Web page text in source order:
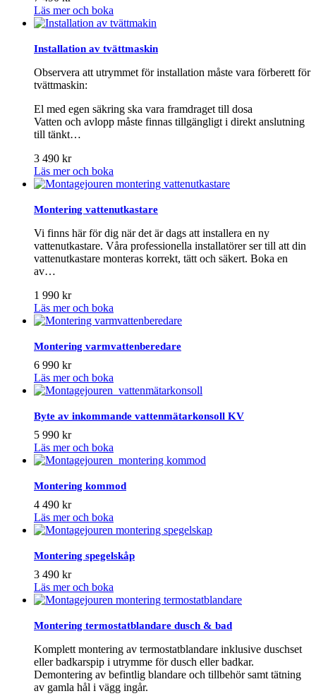
Läs mer och boka
Installation av tvättmaskin
Observera att utrymmet för installation måste vara förberett för
tvättmaskin:
El med egen säkring ska vara framdraget till dosa
Vatten och avlopp måste finnas tillgängligt i direkt anslutning
till tänkt…
3 490 kr
Läs mer och boka
Montering vattenutkastare
Vi finns här för dig när det är dags att installera en ny
vattenutkastare. Våra professionella installatörer ser till att din
vattenutkastare monteras korrekt, tätt och säkert. Boka en
av…
1 990 kr
Läs mer och boka
Montering varmvattenberedare
6 990 kr
Läs mer och boka
Byte av inkommande vattenmätarkonsoll KV
5 990 kr
Läs mer och boka
Montering kommod
4 490 kr
Läs mer och boka
Montering spegelskåp
3 490 kr
Läs mer och boka
Montering termostatblandare dusch & bad
Komplett montering av termostatblandare inklusive duschset
eller badkarspip i utrymme för dusch eller badkar.
Demontering av befintlig blandare och tillbehör samt tätning
av gamla hål i vägg ingår.